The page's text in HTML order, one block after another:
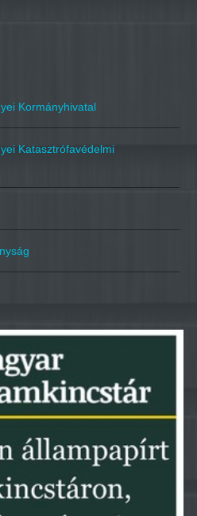
Kormányhivatal
Katasztrófavédelmi